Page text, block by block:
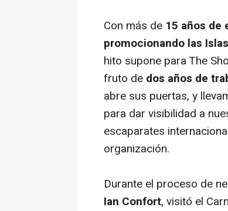
Con más de 15 años de
promocionando las
hito supone para The
fruto de dos años de
abre sus puertas, y
para dar visibilidad a
escaparates
organización.
Durante el proceso de
Ian Confort, visitó el